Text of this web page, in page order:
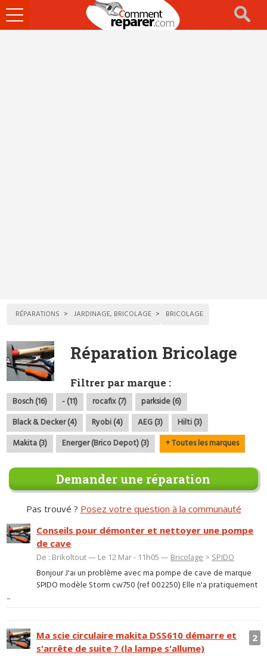
Ouvrir
le
RÉPARATIONS JARDINAGE, BRICOLAGE BRICOLAGE
Réparation Bricolage
Filtrer par marque :
Bosch (16) - (11) rocafix (7)
parkside (6)
Black & Decker (4)
Ryobi (4) AEG (3)
Hilti (3)
Makita (3)
Energer (Brico Depot) (3) + Toutes les marques
Demander une réparation
Pas trouvé ? Posez votre question à la communauté
Conseils pour démonter et nettoyer une pompe
de cave
De : Brikoltout — Le 12 Mar - 11h05 — Bricolage > SPIDO
Bonjour J'ai un problème avec ma pompe de cave de marque
SPIDO modèle Storm cw750 (ref 002250) Elle n'a pratiquement
...
2
Ma scie circulaire makita DSS610 démarre et
s'arrête de suite ? (la lampe s'allume)